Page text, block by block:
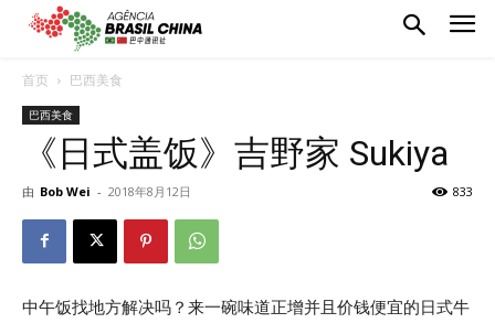
首页 巴西美食
巴西美食
《日式盖饭》吉野家 Sukiya
由 Bob Wei - 2018年8月12日 833
中午饭找地方解决吗？来一碗味道正增并且价钱便宜的日式牛